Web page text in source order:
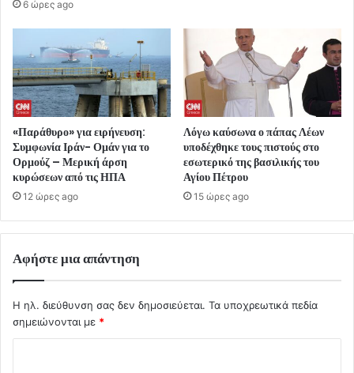
6 ώρες ago
«Παράθυρο» για ειρήνευση:
Συμφωνία Ιράν- Ομάν για το
Ορμούζ – Μερική άρση
κυρώσεων από τις ΗΠΑ
12 ώρες ago
Λόγω καύσωνα ο πάπας Λέων
υποδέχθηκε τους πιστούς στο
εσωτερικό της βασιλικής του
Αγίου Πέτρου
15 ώρες ago
Αφήστε μια απάντηση
Η ηλ. διεύθυνση σας δεν δημοσιεύεται. Τα υποχρεωτικά πεδία
σημειώνονται με *